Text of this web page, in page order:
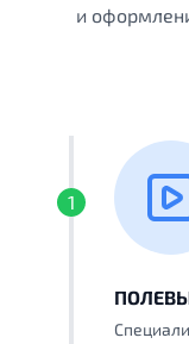
и
1